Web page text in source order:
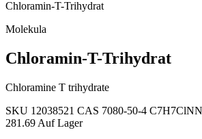
Chloramin-T-Trihydrat
Molekula
Chloramin-T-Trihydrat
Chloramine T trihydrate
SKU 12038521 CAS 7080-50-4
281.69 Auf Lager